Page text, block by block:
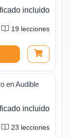
incluido
19 lecciones
en Audible
incluido
23 lecciones